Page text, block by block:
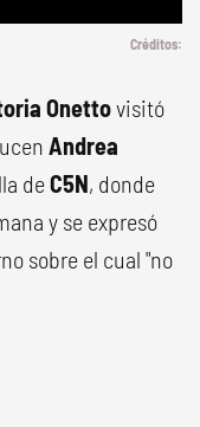
Onettovisitó
Andrea
deC5N, donde
y se expresó
sobre el cual "no